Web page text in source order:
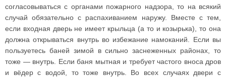
согласовываться с органами пожарного надзора, то на всякий
случай обязательно с распахиванием наружу. Вместе с тем,
если входная дверь не имеет крыльца (а то и козырька), то она
должна открываться внутрь во избежание намоканий. Если вы
пользуетесь баней зимой в сильно заснеженных районах, то
тоже — внутрь. Если баня мытная и требует частого вноса дров
и вёдер с водой, то тоже внутрь. Во всех случаях двери с